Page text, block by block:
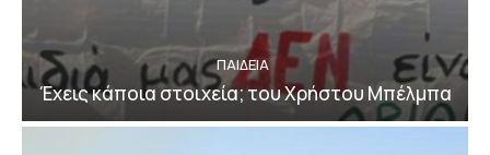
ΠΑΙΔΕΙΑ
Έχεις κάποια στοιχεία; του Χρήστου Μπέλμπα